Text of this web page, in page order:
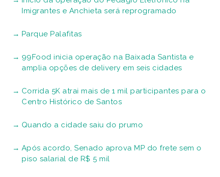
Imigrantes e Anchieta será reprogramado
Parque Palafitas
99Food inicia operação na Baixada Santista e
amplia opções de delivery em seis cidades
Corrida 5K atrai mais de 1 mil participantes para o
Centro Histórico de Santos
Quando a cidade saiu do prumo
Após acordo, Senado aprova MP do frete sem o
piso salarial de R$ 5 mil